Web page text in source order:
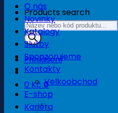
Products search
Přihlášení
0 Kč 0
Košík
O nás
Novinky
Katalogy
Služby
Sponzorujeme
Kontakty
Velkoobchod
E-shop
Kariéra